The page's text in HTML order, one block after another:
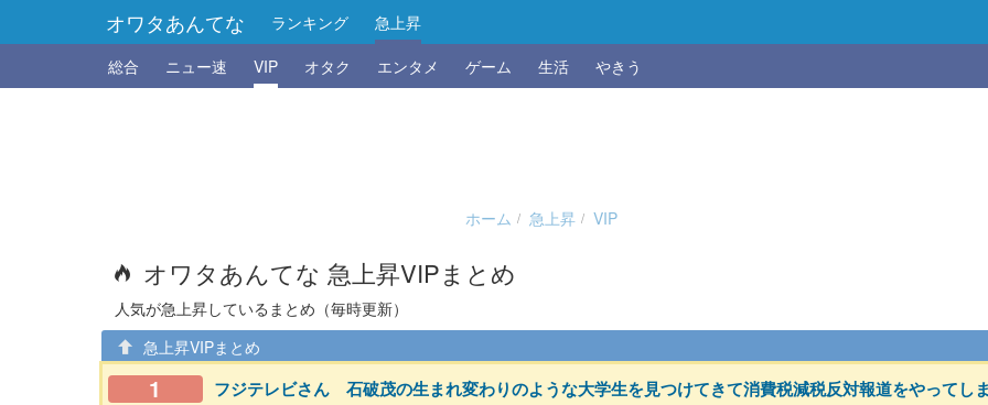
オワタあんてな ランキング
急上昇
総合
ニュー速 VIP オタク エンタメ ゲーム 生活 やきう
ホーム 急上昇 VIP
オワタあんてな 急上昇VIPまとめ
人気が急上昇しているまとめ（毎時更新）
急上昇VIPまとめ
1 フジテレビさん 石破茂の生まれ変わりのような大学生を見つけてきて消費税減税反対報道をやってし